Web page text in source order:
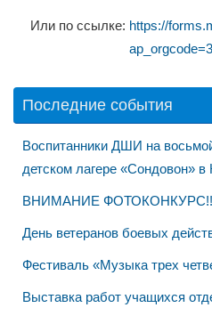
Или по ссылке: https://
Последние события
Воспитанники ДШИ на
детском лагере «Сондовон» в
ВНИМАНИЕ
День ветеранов боевых
Фестиваль «Музыка трех
Выставка работ учащихся